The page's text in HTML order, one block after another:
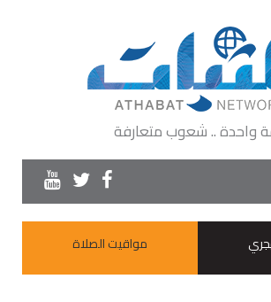
واحدة .. شعوب متعارفة
مواقيت الصلاة